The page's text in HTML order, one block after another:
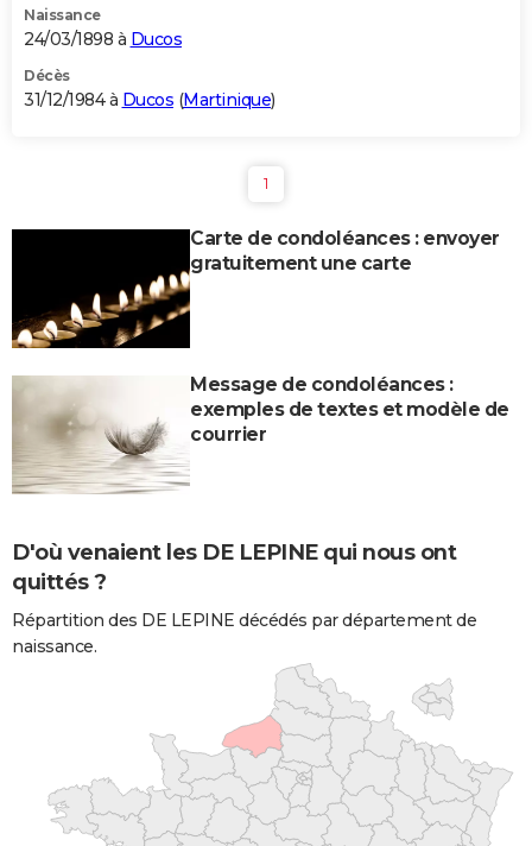
Naissance
24/03/1898 à Ducos
Décès
31/12/1984 à Ducos (Martinique)
1
Carte de condoléances : envoyer
gratuitement une carte
Message de condoléances :
exemples de textes et modèle de
courrier
D'où venaient les DE LEPINE qui nous ont
quittés ?
Répartition des DE LEPINE décédés par département de
naissance.